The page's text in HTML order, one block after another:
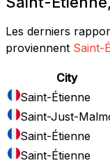
Les derniers
proviennent Saint-
City
Saint-Étienne
Saint-Just-
Saint-Étienne
Saint-Étienne